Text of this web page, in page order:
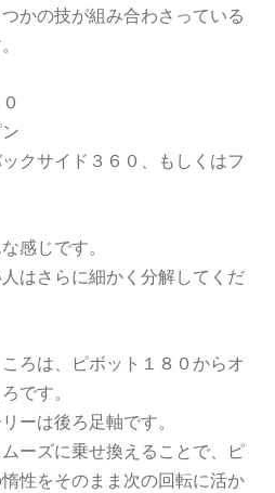
かの技が組み合わさっている
クサイド３６０、もしくはフ
感じです。
はさらに細かく分解してくだ
ろは、ピボット１８０からオ
です。
ーは後ろ足軸です。
ーズに乗せ換えることで、ピ
性をそのまま次の回転に活か